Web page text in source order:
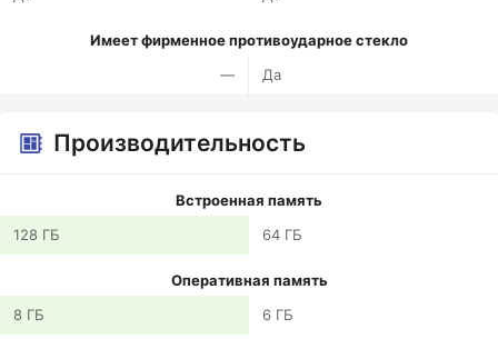
Имеет фирменное противоударное стекло
—
Да
Производительность
Встроенная память
128 ГБ
64 ГБ
Оперативная память
8 ГБ
6 ГБ